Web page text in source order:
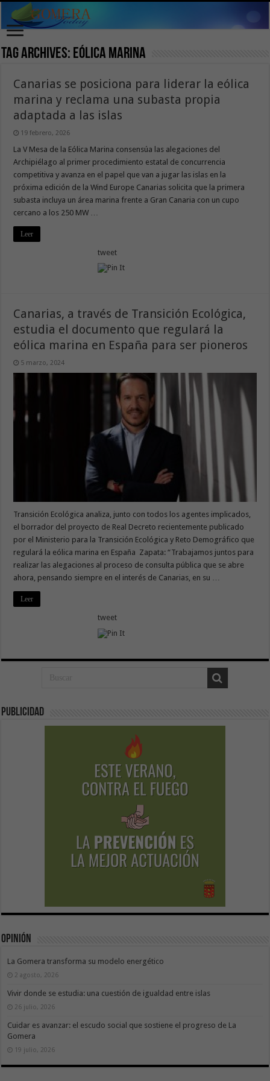
Tag Archives: Eólica Marina
Canarias se posiciona para liderar la eólica
marina y reclama una subasta propia
adaptada a las islas
19 febrero, 2026
La V Mesa de la Eólica Marina consensúa las alegaciones del
Archipiélago al primer procedimiento estatal de concurrencia
competitiva y avanza en el papel que van a jugar las islas en la
próxima edición de la Wind Europe Canarias solicita que la primera
subasta incluya un área marina frente a Gran Canaria con un cupo
cercano a los 250 MW …
Leer
tweet
Canarias, a través de Transición Ecológica,
estudia el documento que regulará la
eólica marina en España para ser pioneros
5 marzo, 2024
Transición Ecológica analiza, junto con todos los agentes implicados,
el borrador del proyecto de Real Decreto recientemente publicado
por el Ministerio para la Transición Ecológica y Reto Demográfico que
regulará la eólica marina en España Zapata: “Trabajamos juntos para
realizar las alegaciones al proceso de consulta pública que se abre
ahora, pensando siempre en el interés de Canarias, en su …
Leer
tweet
Publicidad
Opinión
La Gomera transforma su modelo energético
2 agosto, 2026
Vivir donde se estudia: una cuestión de igualdad entre islas
26 julio, 2026
Cuidar es avanzar: el escudo social que sostiene el progreso de La
Gomera
19 julio, 2026